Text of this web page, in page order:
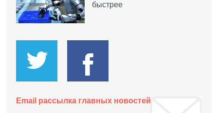
быстрее
Email рассылка главных новостей